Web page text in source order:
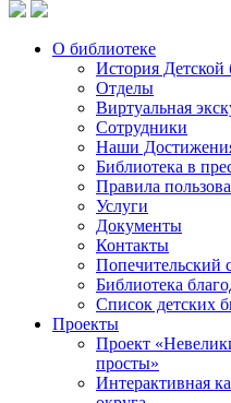
О библиотеке
История Детской
Отделы
Виртуальная
Сотрудники
Наши
Библиотека в
Правила
Услуги
Документы
Контакты
Попечительский
Библиотека
Список детских
Проекты
Проект
просты»
Интерактивная